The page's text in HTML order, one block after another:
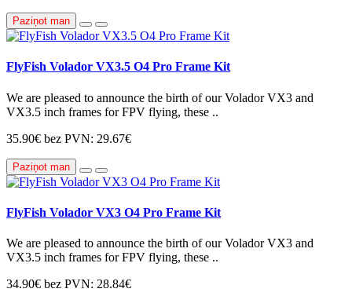
Paziņot man
FlyFish Volador VX3.5 O4 Pro Frame Kit
We are pleased to announce the birth of our Volador VX3 and
VX3.5 inch frames for FPV flying, these ..
35.90€ bez PVN: 29.67€
Paziņot man
FlyFish Volador VX3 O4 Pro Frame Kit
We are pleased to announce the birth of our Volador VX3 and
VX3.5 inch frames for FPV flying, these ..
34.90€ bez PVN: 28.84€